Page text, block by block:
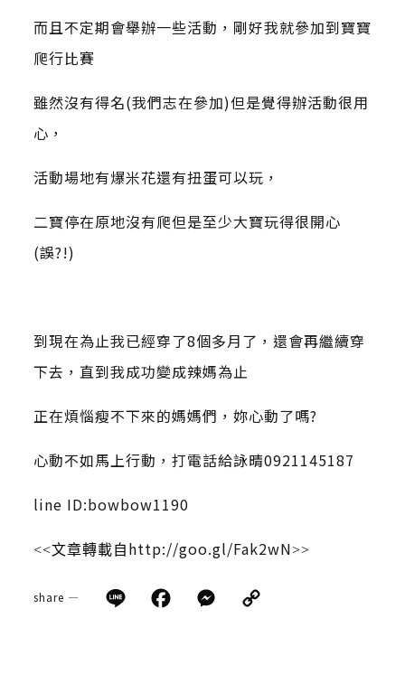
而且不定期會舉辦一些活動，剛好我就參加到寶寶
爬行比賽
雖然沒有得名(我們志在參加)但是覺得辦活動很用
心，
活動場地有爆米花還有扭蛋可以玩，
二寶停在原地沒有爬但是至少大寶玩得很開心
(誤?!)
到現在為止我已經穿了8個多月了，還會再繼續穿
下去，直到我成功變成辣媽為止
正在煩惱瘦不下來的媽媽們，妳心動了嗎?
心動不如馬上行動，打電話給詠晴0921145187
line ID:bowbow1190
<<文章轉載自 http://goo.gl/Fak2wN>>
share — Line Facebook
Messenger